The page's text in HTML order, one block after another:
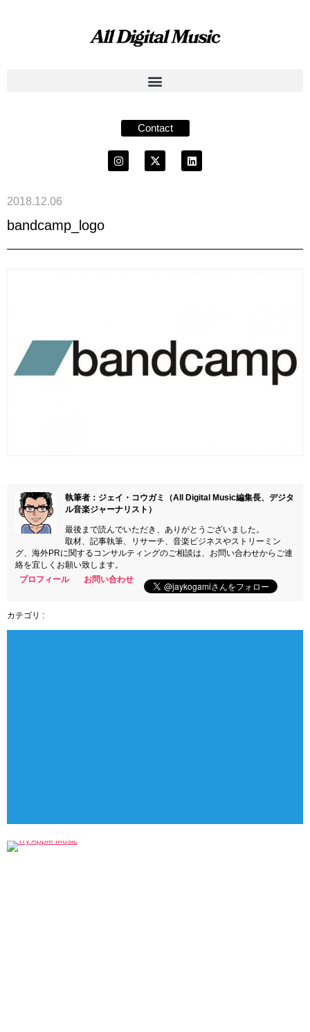
Contact
2018.12.06
bandcamp_logo
執筆者：ジェイ・コウガミ（All Digital Music編集長、デジタ
ル音楽ジャーナリスト）
最後まで読んでいただき、ありがとうございました。
取材、記事執筆、リサーチ、音楽ビジネスやストリーミン
グ、海外PRに関するコンサルティングのご相談は、お問い合わせからご連
絡を宜しくお願い致します。
プロフィール
お問い合わせ
カテゴリ :